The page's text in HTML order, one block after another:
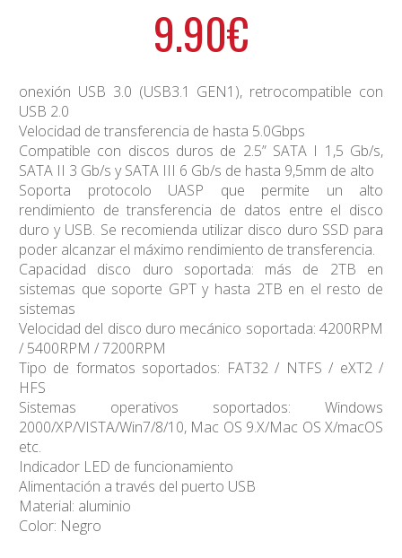
9.90€
onexión USB 3.0 (USB3.1 GEN1), retrocompatible con
USB 2.0
Velocidad de transferencia de hasta 5.0Gbps
Compatible con discos duros de 2.5” SATA I 1,5 Gb/s,
SATA II 3 Gb/s y SATA III 6 Gb/s de hasta 9,5mm de alto
Soporta protocolo UASP que permite un alto
rendimiento de transferencia de datos entre el disco
duro y USB. Se recomienda utilizar disco duro SSD para
poder alcanzar el máximo rendimiento de transferencia.
Capacidad disco duro soportada: más de 2TB en
sistemas que soporte GPT y hasta 2TB en el resto de
sistemas
Velocidad del disco duro mecánico soportada: 4200RPM
/ 5400RPM / 7200RPM
Tipo de formatos soportados: FAT32 / NTFS / eXT2 /
HFS
Sistemas operativos soportados: Windows
2000/XP/VISTA/Win7/8/10, Mac OS 9.X/Mac OS X/macOS
etc.
Indicador LED de funcionamiento
Alimentación a través del puerto USB
Material: aluminio
Color: Negro